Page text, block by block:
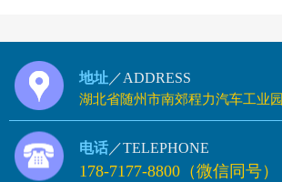
地址 ／ADDRESS
湖北省随州市南郊程力汽车工业园
电话 ／TELEPHONE
178-7177-8800（微信同号）